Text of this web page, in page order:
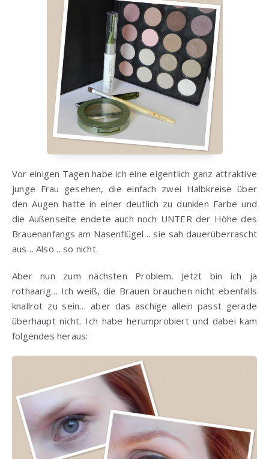
Vor einigen Tagen habe ich eine eigentlich ganz attraktive
junge Frau gesehen, die einfach zwei Halbkreise über
den Augen hatte in einer deutlich zu dunklen Farbe und
die Außenseite endete auch noch UNTER der Höhe des
Brauenanfangs am Nasenflügel… sie sah dauerüberrascht
aus… Also… so nicht.
Aber nun zum nächsten Problem. Jetzt bin ich ja
rothaarig… Ich weiß, die Brauen brauchen nicht ebenfalls
knallrot zu sein… aber das aschige allein passt gerade
überhaupt nicht. Ich habe herumprobiert und dabei kam
folgendes heraus: